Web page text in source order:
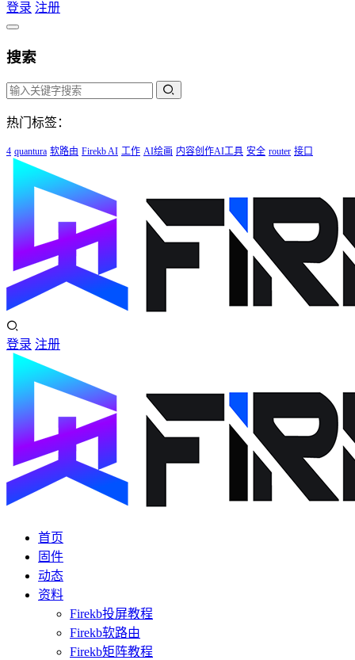
登录 注册
搜索
热门标签：
4 quantura 软路由 Firekb AI 工作 AI绘画 内容创作AI工具 安全 router 接口
登录 注册
首页
固件
动态
资料
Firekb投屏教程
Firekb软路由
Firekb矩阵教程